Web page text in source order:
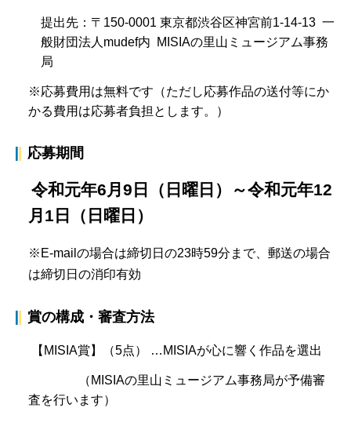
提出先：〒150-0001 東京都渋谷区神宮前1-14-13 一
般財団法人mudef内 MISIAの里山ミュージアム事務
局
※応募費用は無料です（ただし応募作品の送付等にか
かる費用は応募者負担とします。）
応募期間
令和元年6月9日（日曜日）～令和元年12
月1日（日曜日）
※E-mailの場合は締切日の23時59分まで、郵送の場合
は締切日の消印有効
賞の構成・審査方法
【MISIA賞】（5点） …MISIAが心に響く作品を選出
（MISIAの里山ミュージアム事務局が予備審
査を行います）